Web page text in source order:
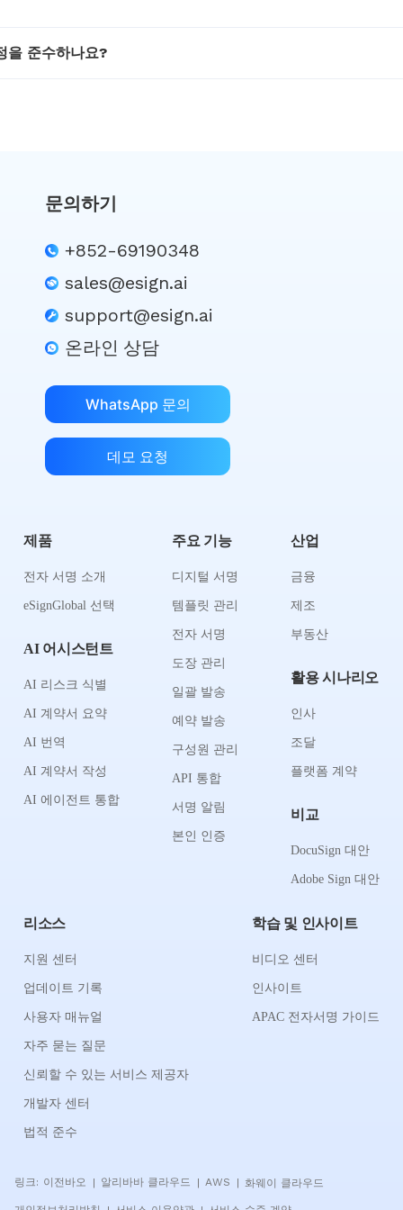
을 준수하나요?
문의하기
+852-69190348
sales@esign.ai
support@esign.ai
온라인 상담
WhatsApp 문의
데모 요청
제품
전자 서명 소개
eSignGlobal 선택
AI 어시스턴트
AI 리스크 식별
AI 계약서 요약
AI 번역
AI 계약서 작성
AI 에이전트 통합
주요 기능
디지털 서명
템플릿 관리
전자 서명
도장 관리
일괄 발송
예약 발송
구성원 관리
API 통합
서명 알림
본인 인증
산업
금융
제조
부동산
활용 시나리오
인사
조달
플랫폼 계약
비교
DocuSign 대안
Adobe Sign 대안
리소스
지원 센터
업데이트 기록
사용자 매뉴얼
자주 묻는 질문
신뢰할 수 있는 서비스 제공자
개발자 센터
법적 준수
학습 및 인사이트
비디오 센터
인사이트
APAC 전자서명 가이드
링크: 이전바오 알리바바 클라우드 AWS 화웨이 클라우드